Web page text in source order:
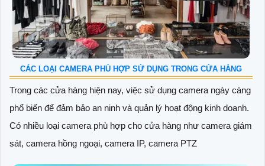
CÁC LOẠI CAMERA PHÙ HỢP SỬ DỤNG TRONG CỬA HÀNG
Trong các cửa hàng hiện nay, việc sử dụng camera ngày càng
phổ biến để đảm bảo an ninh và quản lý hoạt động kinh doanh.
Có nhiều loại camera phù hợp cho cửa hàng như camera giám
sát, camera hồng ngoại, camera IP, camera PTZ